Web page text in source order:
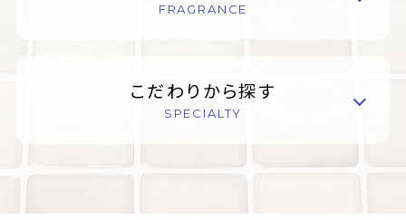
FRAGRANCE
こだわりから探す
SPECIALTY